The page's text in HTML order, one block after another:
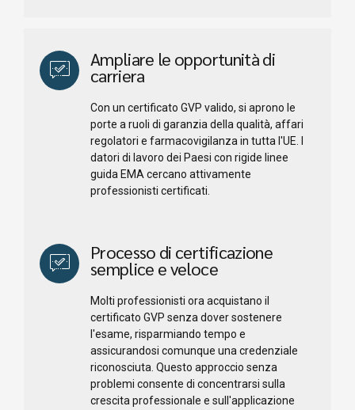
Ampliare le opportunità di
carriera
Con un certificato GVP valido, si aprono le
porte a ruoli di garanzia della qualità, affari
regolatori e farmacovigilanza in tutta l'UE. I
datori di lavoro dei Paesi con rigide linee
guida EMA cercano attivamente
professionisti certificati.
Processo di certificazione
semplice e veloce
Molti professionisti ora acquistano il
certificato GVP senza dover sostenere
l'esame, risparmiando tempo e
assicurandosi comunque una credenziale
riconosciuta. Questo approccio senza
problemi consente di concentrarsi sulla
crescita professionale e sull'applicazione